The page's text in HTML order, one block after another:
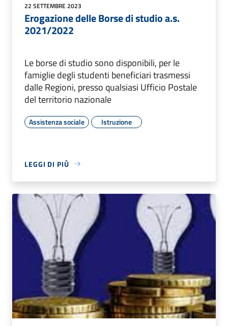
22 SETTEMBRE 2023
Erogazione delle Borse di studio a.s.
2021/2022
Le borse di studio sono disponibili, per le
famiglie degli studenti beneficiari trasmessi
dalle Regioni, presso qualsiasi Ufficio Postale
del territorio nazionale
Assistenza sociale Istruzione
LEGGI DI PIÙ